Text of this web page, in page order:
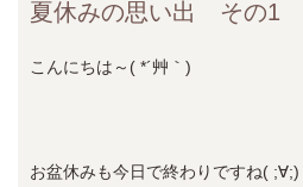
夏休みの思い出 その1
こんにちは～( *´艸｀)
お盆休みも今日で終わりですね( ;∀;)